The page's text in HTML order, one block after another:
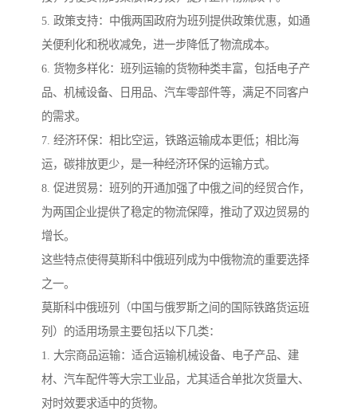
5. 政策支持：中俄两国政府为班列提供政策优惠，如通
关便利化和税收减免，进一步降低了物流成本。
6. 货物多样化：班列运输的货物种类丰富，包括电子产
品、机械设备、日用品、汽车零部件等，满足不同客户
的需求。
7. 经济环保：相比空运，铁路运输成本更低；相比海
运，碳排放更少，是一种经济环保的运输方式。
8. 促进贸易：班列的开通加强了中俄之间的经贸合作，
为两国企业提供了稳定的物流保障，推动了双边贸易的
增长。
这些特点使得莫斯科中俄班列成为中俄物流的重要选择
之一。
莫斯科中俄班列（中国与俄罗斯之间的国际铁路货运班
列）的适用场景主要包括以下几类：
1. 大宗商品运输：适合运输机械设备、电子产品、建
材、汽车配件等大宗工业品，尤其适合单批次货量大、
对时效要求适中的货物。